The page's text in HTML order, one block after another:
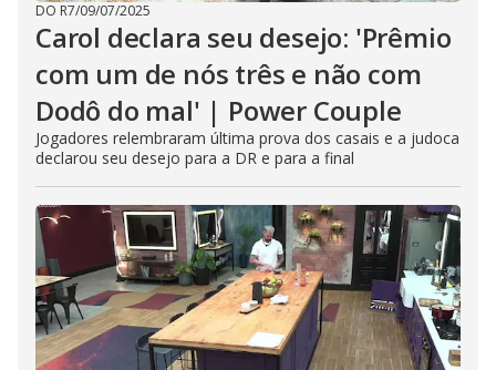
DO R7/09/07/2025
Carol declara seu desejo: 'Prêmio
com um de nós três e não com
Dodô do mal' | Power Couple
Jogadores relembraram última prova dos casais e a judoca
declarou seu desejo para a DR e para a final